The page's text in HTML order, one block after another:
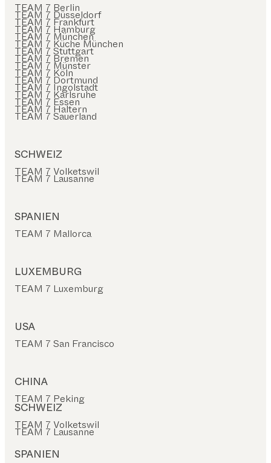
TEAM 7 Berlin
TEAM 7 Düsseldorf
TEAM 7 Frankfurt
TEAM 7 Hamburg
TEAM 7 München
TEAM 7 Küche München
TEAM 7 Stuttgart
TEAM 7 Bremen
TEAM 7 Münster
TEAM 7 Köln
TEAM 7 Dortmund
TEAM 7 Ingolstadt
TEAM 7 Karlsruhe
TEAM 7 Essen
TEAM 7 Haltern
TEAM 7 Sauerland
SCHWEIZ
TEAM 7 Volketswil
TEAM 7 Lausanne
SPANIEN
TEAM 7 Mallorca
LUXEMBURG
TEAM 7 Luxemburg
USA
TEAM 7 San Francisco
CHINA
TEAM 7 Peking
SCHWEIZ
TEAM 7 Volketswil
TEAM 7 Lausanne
SPANIEN